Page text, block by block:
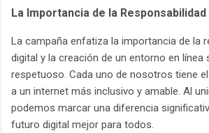
La Importancia de la
La campaña enfatiza la importancia de la
digital y la creación de un entorno en línea
respetuoso. Cada uno de nosotros tiene
a un internet más inclusivo y amable. Al
podemos marcar una diferencia
futuro digital mejor para todos.